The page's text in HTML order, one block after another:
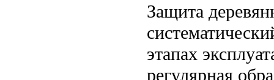
Защита
этапах
регулярная